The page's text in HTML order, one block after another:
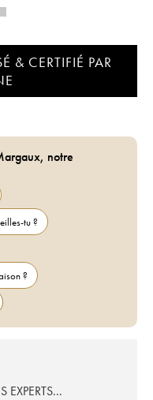
& CERTIFIÉ PAR
notre
tu ?
?
EXPERTS...